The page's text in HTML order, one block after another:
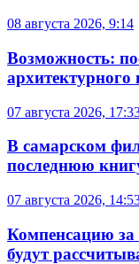
08 августа 2026, 9:14
Возможность:
архитектурного
07 августа 2026,
В самарском
последнюю
07 августа 2026,
Компенсацию
будут